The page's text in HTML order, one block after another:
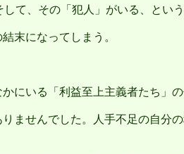
て、その「犯人」がいる、という
末になってしまう。
にいる「利益至上主義者たち」の
ませんでした。人手不足の自分